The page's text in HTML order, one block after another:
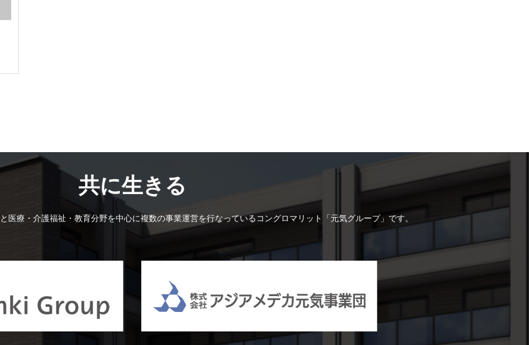
共に生きる
医療・介護福祉・教育分野を中心に複数の事業運営を行なっているコングロマリット「元気グループ」です。